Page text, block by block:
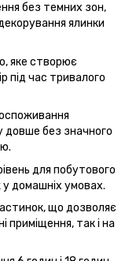
без темних зон,
ялинки
яке створює
під час тривалого
довше без значного
для побутового
домашніх умовах.
що дозволяє
приміщення, так і на